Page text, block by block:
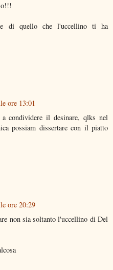
di quello che l'uccellino ti ha
ore 13:01
condividere il desinare, qlks nel
possiam dissertare con il piatto
ore 20:29
non sia soltanto l'uccellino di Del